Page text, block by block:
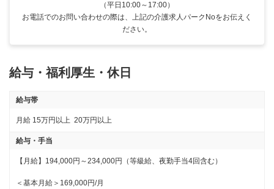
（平日10:00～17:00）
お電話でのお問い合わせの際は、上記の介護求人パークNoをお伝えく
ださい。
給与・福利厚生・休日
給与帯
月給 15万円以上 20万円以上
給与・手当
【月給】194,000円～234,000円（等級給、夜勤手当4回含む）
＜基本月給＞169,000円/月